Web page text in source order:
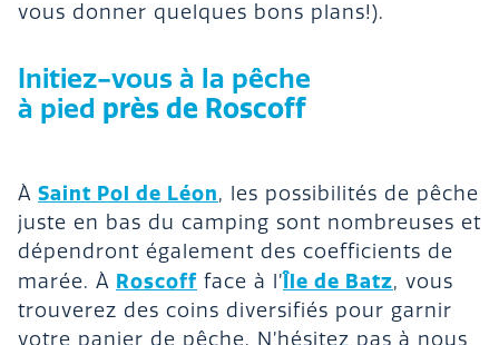
vous donner quelques bons plans!).
Initiez-vous à la pêche
à pied près de Roscoff
À Saint Pol de Léon, les possibilités de pêche
juste en bas du camping sont nombreuses et
dépendront également des coefficients de
marée. À Roscoff face à l’Île de Batz, vous
trouverez des coins diversifiés pour garnir
votre panier de pêche. N’hésitez pas à nous